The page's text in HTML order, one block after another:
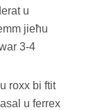
u
jieħu
3-4
roxx bi ftit
u ferrex